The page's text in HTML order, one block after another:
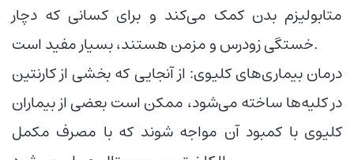
متابولیزم بدن کمک می‌کند و برای کسانی که دچار
خستگی زودرس و مزمن هستند، بسیار مفید است.
درمان بیماری‌های کلیوی: از آنجایی که بخشی از کارنتین
در کلیه‌ها ساخته می‌شود، ممکن است بعضی از بیماران
کلیوی با کمبود آن مواجه شوند که با مصرف مکمل